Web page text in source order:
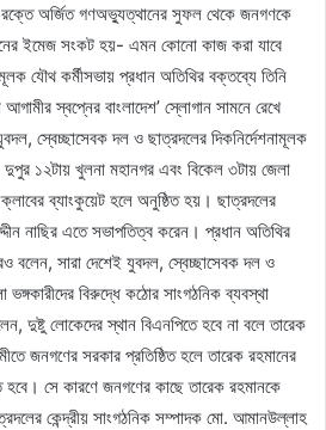
অর্জিত গণঅভ্যুত্থানের সুফল থেকে জনগণকে
ইমেজ সংকট হয়- এমন কোনো কাজ করা যাবে
যৌথ কর্মীসভায় প্রধান অতিথির বক্তব্যে তিনি
স্বপ্নের বাংলাদেশ’ স্লোগান সামনে রেখে
স্বেচ্ছাসেবক দল ও ছাত্রদলের দিকনির্দেশনামূলক
১২টায় খুলনা মহানগর এবং বিকেল ৩টায় জেলা
ব্যাংকুয়েট হলে অনুষ্ঠিত হয়। ছাত্রদলের
নাছির এতে সভাপতিত্ব করেন। প্রধান অতিথির
বলেন, সারা দেশেই যুবদল, স্বেচ্ছাসেবক দল ও
বিরুদ্ধে কঠোর সাংগঠনিক ব্যবস্থা
দুষ্টু লোকেদের স্থান বিএনপিতে হবে না বলে তারেক
জনগণের সরকার প্রতিষ্ঠিত হলে তারেক রহমানের
হবে। সে কারণে জনগণের কাছে তারেক রহমানকে
কেন্দ্রীয় সাংগঠনিক সম্পাদক মো. আমানউল্লাহ